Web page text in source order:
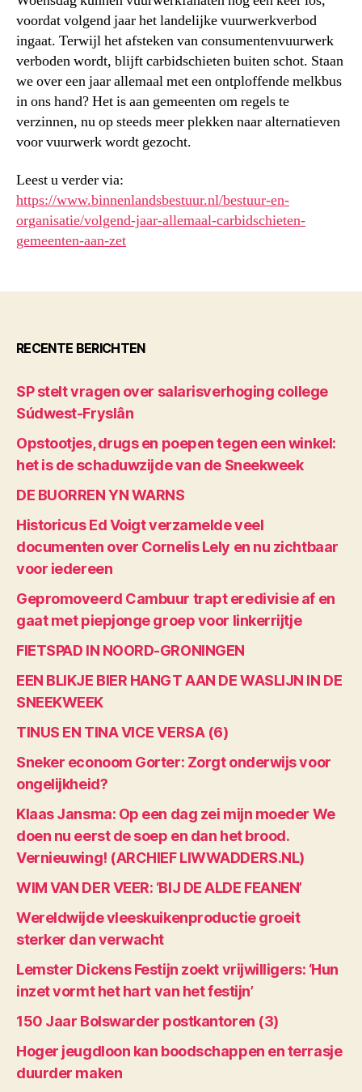
voordat volgend jaar het landelijke vuurwerkverbod
ingaat. Terwijl het afsteken van consumentenvuurwerk
verboden wordt, blijft carbidschieten buiten schot. Staan
we over een jaar allemaal met een ontploffende melkbus
in ons hand? Het is aan gemeenten om regels te
verzinnen, nu op steeds meer plekken naar alternatieven
voor vuurwerk wordt gezocht.
Leest u verder via:
https://www.binnenlandsbestuur.nl/bestuur-en-
organisatie/volgend-jaar-allemaal-carbidschieten-
gemeenten-aan-zet
RECENTE BERICHTEN
SP stelt vragen over salarisverhoging college
Súdwest-Fryslân
Opstootjes, drugs en poepen tegen een winkel:
het is de schaduwzijde van de Sneekweek
DE BUORREN YN WARNS
Historicus Ed Voigt verzamelde veel
documenten over Cornelis Lely en nu zichtbaar
voor iedereen
Gepromoveerd Cambuur trapt eredivisie af en
gaat met piepjonge groep voor linkerrijtje
FIETSPAD IN NOORD-GRONINGEN
EEN BLIKJE BIER HANGT AAN DE WASLIJN IN DE
SNEEKWEEK
TINUS EN TINA VICE VERSA (6)
Sneker econoom Gorter: Zorgt onderwijs voor
ongelijkheid?
Klaas Jansma: Op een dag zei mijn moeder We
doen nu eerst de soep en dan het brood.
Vernieuwing! (ARCHIEF LIWWADDERS.NL)
WIM VAN DER VEER: ‘BIJ DE ALDE FEANEN’
Wereldwijde vleeskuikenproductie groeit
sterker dan verwacht
Lemster Dickens Festijn zoekt vrijwilligers: ‘Hun
inzet vormt het hart van het festijn’
150 Jaar Bolswarder postkantoren (3)
Hoger jeugdloon kan boodschappen en terrasje
duurder maken